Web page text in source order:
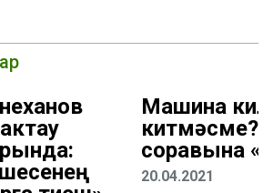
Машина
китмәсме?
соравына
20.04.2021